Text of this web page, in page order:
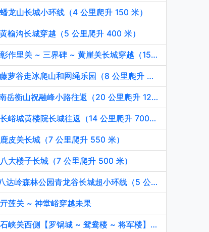
龙山长城小环线（4 公里爬升 150 米）
榆沟长城穿越（5 公里爬升 400 米）
55. 彰作里关 ~ 三界碑 ~ 黄崖关长城穿越（15 公里爬升 1100 米）
56. 藤萝谷走冰爬山和网绳乐园（8 公里爬升 500 米）
57. 南岳衡山祝融峰小路往返（20 公里爬升 1260 米）
58. 长峪城黄楼院长城往返（14 公里爬升 700 米）
皮关长城（7 公里爬升 550 米）
大楼子长城（7 公里爬升 500 米）
61. 八达岭森林公园青龙谷长城超小环线（5 公里爬升 250 米）
莲关 ~ 神堂峪穿越未果
63. 石峡关西侧【罗锅城 ~ 鸳鸯楼 ~ 将军楼】长城环线（9 公里爬升 600 米）